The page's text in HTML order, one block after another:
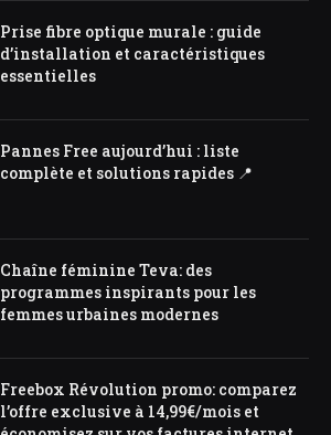
Prise fibre optique murale : guide
d’installation et caractéristiques
essentielles
Pannes Free aujourd’hui : liste
complète et solutions rapides 📍
Chaîne féminine Teva: des
programmes inspirants pour les
femmes urbaines modernes
Freebox Révolution promo: comparez
l’offre exclusive à 14,99€/mois et